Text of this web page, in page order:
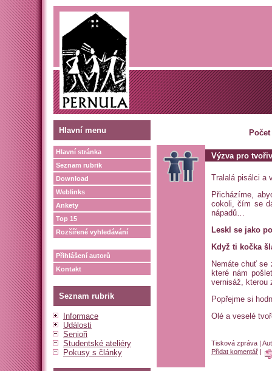
Hlavní menu
Hlavní stránka
Seznam rubrik
Download
Weblinks
Ankety
Top 15
Rozšířené vyhledávání
Přihlášení autorů
Kontakt
Seznam rubrik
Informace
Události
Senioři
Studentské ateliéry
Pokusy s články
Výzva pro
Tralalá pisálci a
Přicházíme,
cokoli, čím se
nápadů…
Leskl se jako
Když ti kočka
Nemáte chuť se
které nám
vernisáž, kterou
Popřejme si
Olé a veselé
Tisková zpráva |
Přidat komentář |